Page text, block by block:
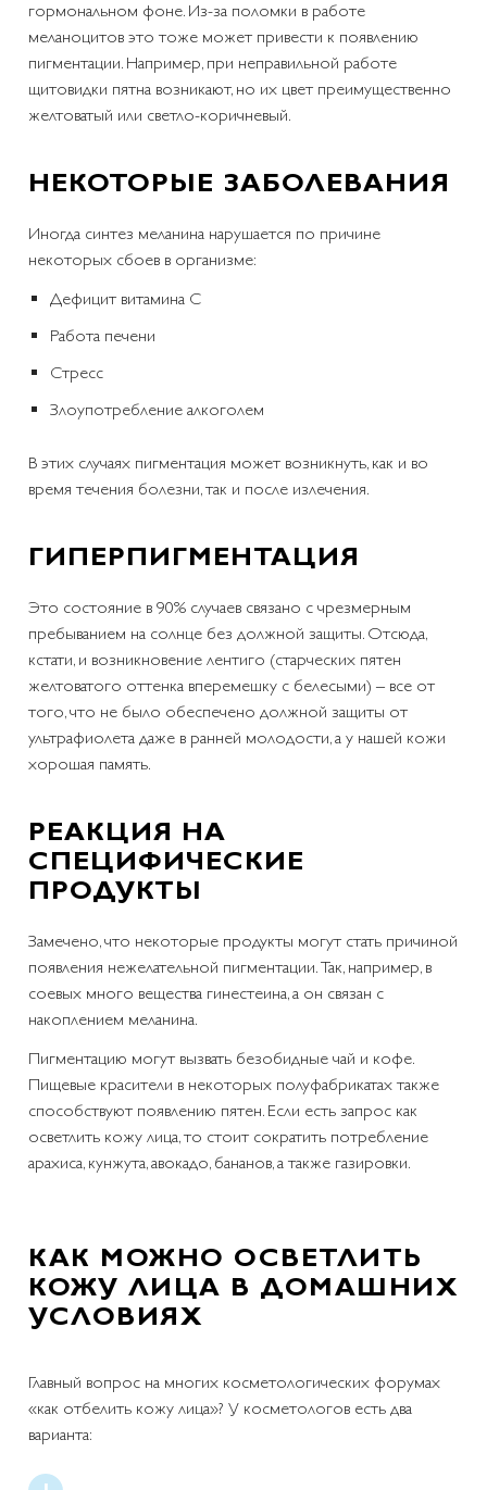
гормональном фоне. Из-за поломки в работе
меланоцитов это тоже может привести к появлению
пигментации. Например, при неправильной работе
щитовидки пятна возникают, но их цвет преимущественно
желтоватый или светло-коричневый.
НЕКОТОРЫЕ ЗАБОЛЕВАНИЯ
Иногда синтез меланина нарушается по причине
некоторых сбоев в организме:
Дефицит витамина С
Работа печени
Стресс
Злоупотребление алкоголем
В этих случаях пигментация может возникнуть, как и во
время течения болезни, так и после излечения.
ГИПЕРПИГМЕНТАЦИЯ
Это состояние в 90% случаев связано с чрезмерным
пребыванием на солнце без должной защиты. Отсюда,
кстати, и возникновение лентиго (старческих пятен
желтоватого оттенка вперемешку с белесыми) – все от
того, что не было обеспечено должной защиты от
ультрафиолета даже в ранней молодости, а у нашей кожи
хорошая память.
РЕАКЦИЯ НА
СПЕЦИФИЧЕСКИЕ
ПРОДУКТЫ
Замечено, что некоторые продукты могут стать причиной
появления нежелательной пигментации. Так, например, в
соевых много вещества гинестеина, а он связан с
накоплением меланина.
Пигментацию могут вызвать безобидные чай и кофе.
Пищевые красители в некоторых полуфабрикатах также
способствуют появлению пятен. Если есть запрос как
осветлить кожу лица, то стоит сократить потребление
арахиса, кунжута, авокадо, бананов, а также газировки.
КАК МОЖНО ОСВЕТЛИТЬ
КОЖУ ЛИЦА В ДОМАШНИХ
УСЛОВИЯХ
Главный вопрос на многих косметологических форумах
«как отбелить кожу лица»? У косметологов есть два
варианта: